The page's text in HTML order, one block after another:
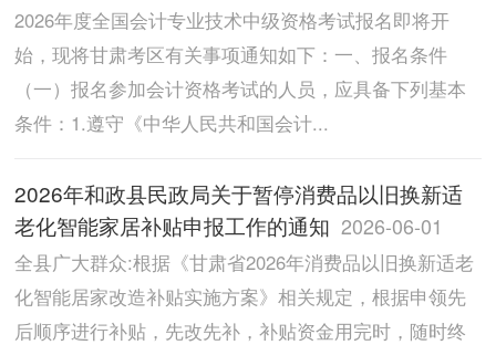
2026年度全国会计专业技术中级资格考试报名即将开
始，现将甘肃考区有关事项通知如下：一、报名条件
（一）报名参加会计资格考试的人员，应具备下列基本
条件：1.遵守《中华人民共和国会计...
2026年和政县民政局关于暂停消费品以旧换新适
老化智能家居补贴申报工作的通知 2026-06-01
全县广大群众:根据《甘肃省2026年消费品以旧换新适老
化智能居家改造补贴实施方案》相关规定，根据申领先
后顺序进行补贴，先改先补，补贴资金用完时，随时终